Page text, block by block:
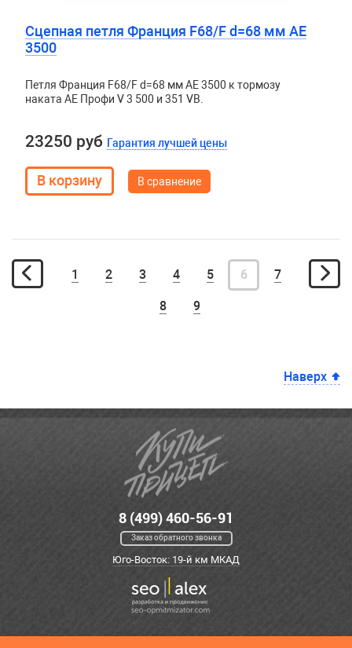
Сцепная петля Франция F68/F d=68 мм АЕ
3500
Петля Франция F68/F d=68 мм АЕ 3500 к тормозу
наката АЕ Профи V 3 500 и 351 VB.
23250 руб Гарантия лучшей цены
В сравнение
1 2 3 4 5 6 7
8 9
Наверх
8 (499) 460-56-91
Заказ обратного звонка
Юго-Восток: 19-й км МКАД